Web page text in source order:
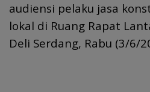
audiensi pelaku jasa
lokal di Ruang Rapat
Deli Serdang, Rabu (3/6/